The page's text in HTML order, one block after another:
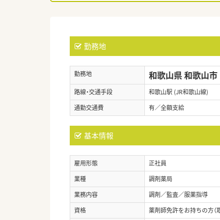
勤務地
勤務地 和歌山県 和歌山市
路線・交通手段
和歌山駅 (JR和歌山線)
通勤交通費
有／全額支給
基本情報
雇用形態
正社員
業種
調剤薬局
業務内容
調剤／監査／服薬指導
資格
薬剤師免許をお持ちの方（